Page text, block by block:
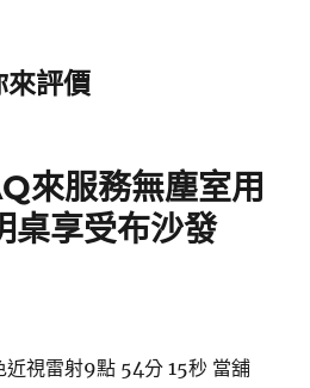
來評價
來服務無塵室用
桌享受布沙發
近視雷射9點 54分 15秒 當舖